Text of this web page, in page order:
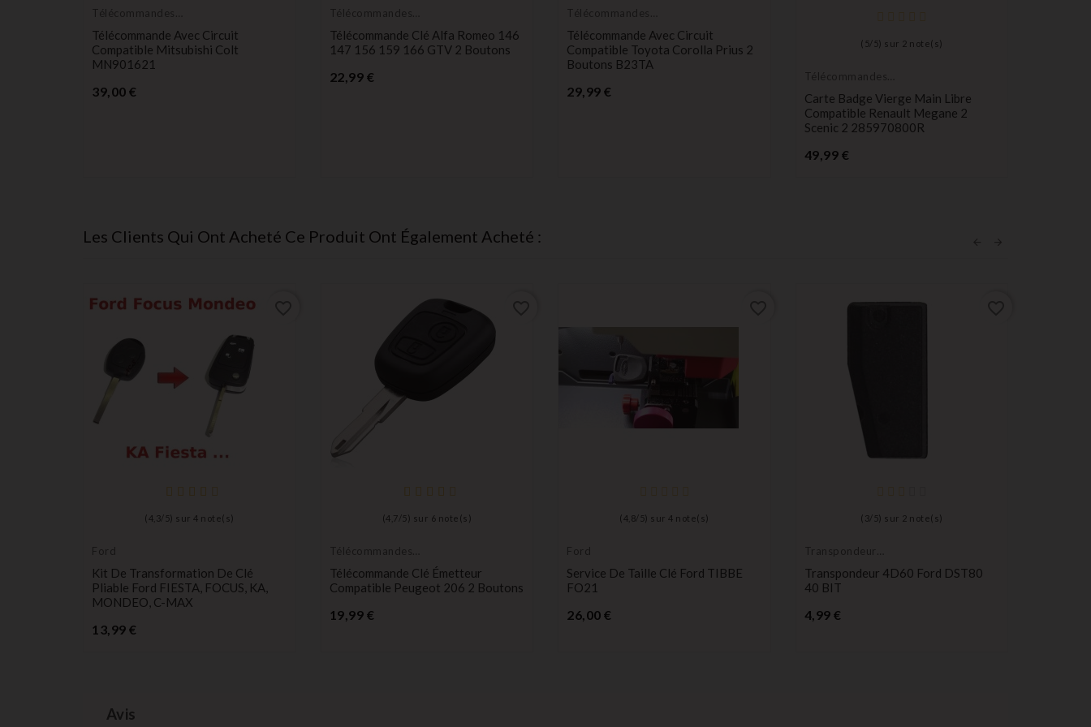
Télécommandes
Télécommande Avec Circuit
Compatible Mitsubishi Colt
MN901621
39,00 €
Télécommandes
Télécommande Clé Alfa Romeo 146
147 156 159 166 GTV 2 Boutons
22,99 €
Télécommandes
Télécommande Avec Circuit
Compatible Toyota Corolla Prius 2
Boutons B23TA
29,99 €
( 5/ 5) sur 2 note(s)
Télécommandes
Carte Badge Vierge Main Libre
Compatible Renault Megane 2
Scenic 2 285970800R
49,99 €
Les Clients Qui Ont Acheté Ce Produit Ont Également Acheté :
( 4,3/ 5) sur 4 note(s)
Ford
Kit De Transformation De Clé
Pliable Ford FIESTA, FOCUS, KA,
MONDEO, C-MAX
13,99 €
(4,7 / 5) sur 6 note(s)
Télécommandes
Télécommande Clé Émetteur
Compatible Peugeot 206 2 Boutons
19,99 €
( 4,8/ 5) sur 4 note(s)
Ford
Service De Taille Clé Ford TIBBE
FO21
26,00 €
( 3/ 5) sur 2 note(s)
Transpondeur
Transpondeur 4D60 Ford DST80
40 BIT
4,99 €
Avis